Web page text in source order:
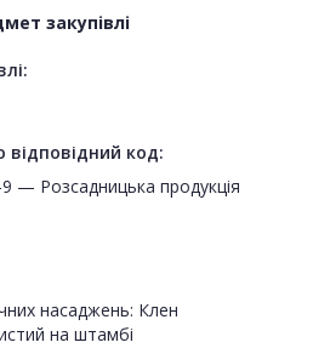
закупівлі
відповідний код:
— Розсадницька продукція
насаджень: Клен
на штамбі